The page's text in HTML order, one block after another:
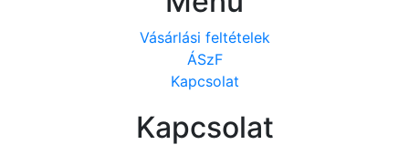
Vásárlási feltételek
ÁSzF
Kapcsolat
Kapcsolat